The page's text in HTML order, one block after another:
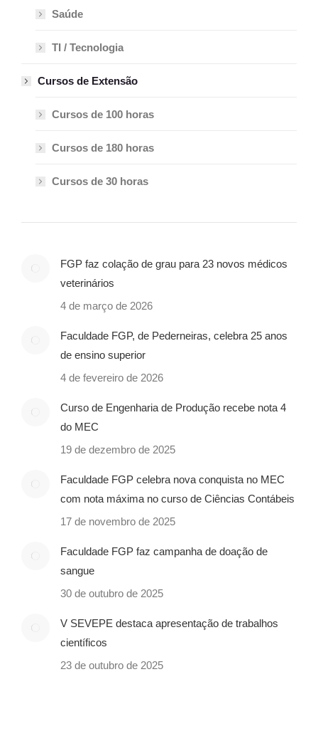
Saúde
TI / Tecnologia
Cursos de Extensão
Cursos de 100 horas
Cursos de 180 horas
Cursos de 30 horas
FGP faz colação de grau para 23 novos médicos
veterinários
4 de março de 2026
Faculdade FGP, de Pederneiras, celebra 25 anos
de ensino superior
4 de fevereiro de 2026
Curso de Engenharia de Produção recebe nota 4
do MEC
19 de dezembro de 2025
Faculdade FGP celebra nova conquista no MEC
com nota máxima no curso de Ciências Contábeis
17 de novembro de 2025
Faculdade FGP faz campanha de doação de
sangue
30 de outubro de 2025
V SEVEPE destaca apresentação de trabalhos
científicos
23 de outubro de 2025